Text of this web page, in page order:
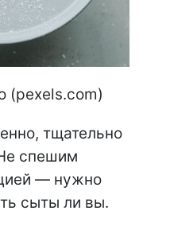
(pexels.com)
тщательно
спешим
— нужно
сыты ли вы.